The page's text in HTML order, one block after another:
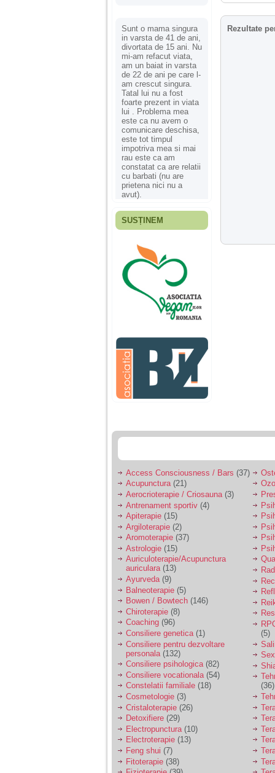
Sunt o mama singura
in varsta de 41 de ani,
divortata de 15 ani. Nu
mi-am refacut viata,
am un baiat in varsta
de 22 de ani pe care l-
am crescut singura.
Tatal lui nu a fost
foarte prezent in viata
lui . Problema mea
este ca nu avem o
comunicare deschisa,
este tot timpul
impotriva mea si mai
rau este ca am
constatat ca are relatii
cu barbati (nu are
prietena nici nu a
avut).
Fiica mea s-a nascut
ani, privind in urma
realizez cat de multe
greseli am facut in
educatia si cresterea
ei, am fost o mama
egoista, preocupata
de implinirea
profesionala, cand ea
era mica am neglijat-
agresiva, orice
greseala era taxata cu
o palma sau pedepse.
De 4 ani am o relatie
serioasa cu un barbat
sa se manifeste o
Ma aflu aici pentru ca
vreau sa stiu daca am
nevoie de un psiholog
sau psihiatru.
Sunt casatorita, am
31 de ani si un copil in
varsta de 2 ani care
mi-e lumina ochilor.
De ceva timp simt ca
mi s-a adunat
oboseala, o oboseala
cronica de care nu pot
scapa si simt ca din
cauza ei nu pot
controla nervii si
cateodata are copilul
de suferit.
Am o bariera peste
care nu pot trece:
prietena mea a ramas
insarcinata cu o fata.
Am fost de comun
acord sa facem un
copil, cu gandul ca e
baiat.
SUSȚINEM
Rezultate
Access Consciousness / Bars (37)
Acupunctura(21)
Aerocrioterapie / Criosauna (3)
Antrenament sportiv (4)
Apiterapie (15)
Argiloterapie (2)
Aromoterapie (37)
Astrologie (15)
Auriculoterapie/Acupunctura
auriculara(13)
Ayurveda(9)
Balneoterapie (5)
Bowen / Bowtech (146)
Chiroterapie (8)
Coaching (96)
Consiliere genetica(1)
Consiliere pentru dezvoltare
personala (132)
Consiliere psihologica(82)
Consiliere vocationala (54)
Constelatii familiale (18)
Cosmetologie (3)
Cristaloterapie (26)
Detoxifiere (29)
Electropunctura (10)
Electroterapie (13)
Feng shui (7)
Fitoterapie (38)
(5)
(36)